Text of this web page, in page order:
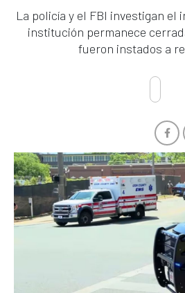
La policía y el FBI investigan el
institución permanece
fueron instados a